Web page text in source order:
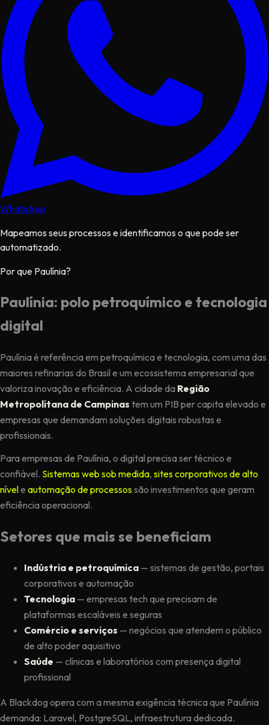
WhatsApp
Mapeamos seus processos e identificamos o que pode ser
automatizado.
Por que Paulínia?
Paulínia: polo petroquímico e tecnologia
digital
Paulínia é referência em petroquímica e tecnologia, com uma das
maiores refinarias do Brasil e um ecossistema empresarial que
valoriza inovação e eficiência. A cidade da Região
Metropolitana de Campinas tem um PIB per capita elevado e
empresas que demandam soluções digitais robustas e
profissionais.
Para empresas de Paulínia, o digital precisa ser técnico e
confiável. Sistemas web sob medida, sites corporativos de alto
nívele automação de processossão investimentos que geram
eficiência operacional.
Setores que mais se beneficiam
Indústria e petroquímica — sistemas de gestão, portais
corporativos e automação
Tecnologia — empresas tech que precisam de
plataformas escaláveis e seguras
Comércio e serviços — negócios que atendem o público
de alto poder aquisitivo
Saúde — clínicas e laboratórios com presença digital
profissional
A Blackdog opera com a mesma exigência técnica que Paulínia
demanda: Laravel, PostgreSQL, infraestrutura dedicada.